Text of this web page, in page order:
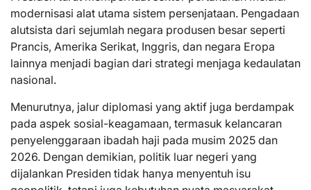
modernisasi alat utama sistem persenjataan. Pengadaan
alutsista dari sejumlah negara produsen besar seperti
Prancis, Amerika Serikat, Inggris, dan negara Eropa
lainnya menjadi bagian dari strategi menjaga kedaulatan
nasional.
Menurutnya, jalur diplomasi yang aktif juga berdampak
pada aspek sosial-keagamaan, termasuk kelancaran
penyelenggaraan ibadah haji pada musim 2025 dan
2026. Dengan demikian, politik luar negeri yang
dijalankan Presiden tidak hanya menyentuh isu